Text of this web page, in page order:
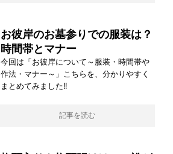
お彼岸のお墓参りでの服装は？
時間帯とマナー
今回は「お彼岸について～服装・時間帯や
作法・マナー～」こちらを、分かりやすく
まとめてみました‼
記事を読む